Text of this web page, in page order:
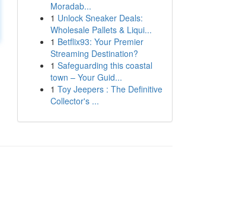
Moradab...
1 Unlock Sneaker Deals:
Wholesale Pallets & Liqui...
1 Betflix93: Your Premier
Streaming Destination?
1 Safeguarding this coastal
town – Your Guid...
1 Toy Jeepers : The Definitive
Collector's ...